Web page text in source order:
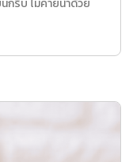
กริบ ไม่คายน้ำด้วย